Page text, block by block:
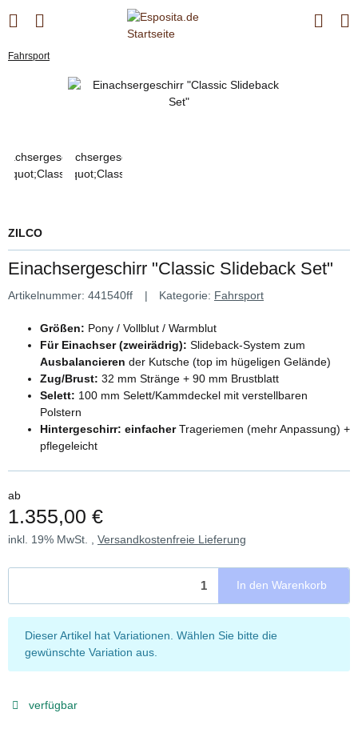
Fahrsport
ZILCO
Einachsergeschirr "Classic Slideback Set"
Artikelnummer: 441540ff Kategorie: Fahrsport
Größen: Pony / Vollblut / Warmblut
Für Einachser (zweirädrig): Slideback-System zum
Ausbalancieren der Kutsche (top im hügeligen Gelände)
Zug/Brust: 32 mm Stränge + 90 mm Brustblatt
Selett: 100 mm Selett/Kammdeckel mit verstellbaren
Polstern
Hintergeschirr: einfacherTrageriemen (mehr Anpassung) +
pflegeleicht
ab
1.355,00 €
inkl. 19% MwSt. , Versandkostenfreie Lieferung
In den Warenkorb
x
Dieser Artikel hat Variationen. Wählen Sie bitte die
gewünschte Variation aus.
verfügbar